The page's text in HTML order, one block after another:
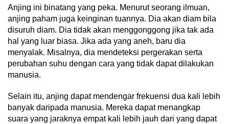
Anjing ini binatang yang peka. Menurut seorang ilmuan,
anjing paham juga keinginan tuannya. Dia akan diam bila
disuruh diam. Dia tidak akan menggonggong jika tak ada
hal yang luar biasa. Jika ada yang aneh, baru dia
menyalak. Misalnya, dia mendeteksi pergerakan serta
perubahan suhu dengan cara yang tidak dapat dilakukan
manusia.
Selain itu, anjing dapat mendengar frekuensi dua kali lebih
banyak daripada manusia. Mereka dapat menangkap
suara yang jaraknya empat kali lebih jauh dari yang dapat